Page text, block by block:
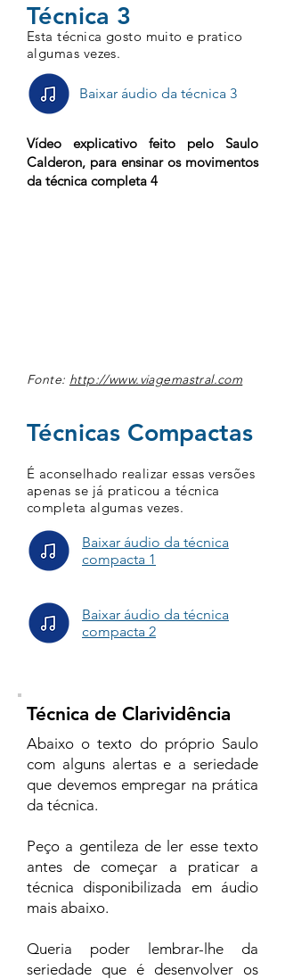
Técnica 3
Esta técnica gosto muito e pratico
algumas vezes.
Baixar áudio da técnica 3
Vídeo explicativo feito pelo Saulo
Calderon, para ensinar os movimentos
da técnica completa 4
Fonte: http://www.viagemastral.com
Técnicas Compactas
​É aconselhado realizar essas versões
apenas se já praticou a técnica
completa algumas vezes​.
Baixar áudio da técnica
compacta 1
Baixar áudio da técnica
compacta 2
Técnica de Clarividência
Abaixo o texto do próprio Saulo
com alguns alertas e a seriedade
que devemos empregar na prática
da técnica.
Peço a gentileza de ler esse texto
antes de começar a praticar a
técnica disponibilizada em áudio
mais abaixo.
Queria poder lembrar-lhe da
seriedade que é desenvolver os